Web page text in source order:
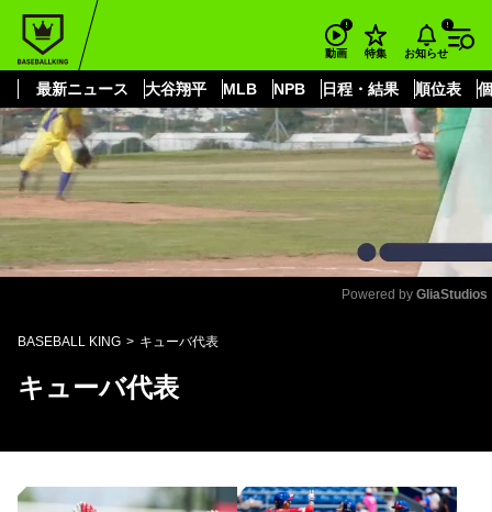
動画 特集 お知らせ
最新ニュース 大谷翔平 MLB NPB 日程・結果 順位表
もっと見る
Powered by GliaStudios
BASEBALL KING キューバ代表
キューバ代表